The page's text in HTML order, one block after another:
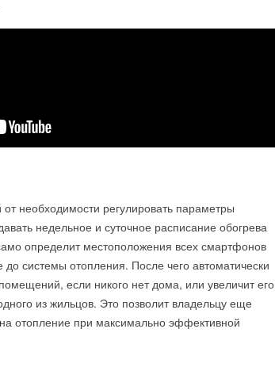
от необходимости регулировать параметры
недельное и суточное расписание обогрева
определит местоположения всех смартфонов
системы отопления. После чего автоматически
если никого нет дома, или увеличит его
из жильцов. Это позволит владельцу еще
отопление при максимально эффективной
одной из ключевых отраслей
вентиляции часто важно обеспечивать
этого используют регуляторы скорости.
менять скорость вращения двигателя. Чтобы
учитывать количество питающих фаз,
(Гц), мощность и номинальный ток.